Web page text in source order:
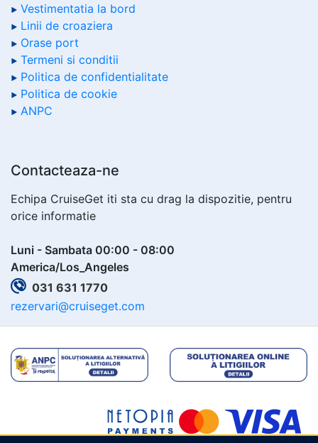
Vestimentatia la bord
Linii de croaziera
Orase port
Termeni si conditii
Politica de confidentialitate
Politica de cookie
ANPC
Contacteaza-ne
Echipa CruiseGet iti sta cu drag la dispozitie, pentru
orice informatie
Luni - Sambata 00:00 - 08:00
America/Los_Angeles
031 631 1770
rezervari@cruiseget.com